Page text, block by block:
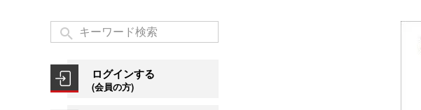
ログインする
(会員の方)